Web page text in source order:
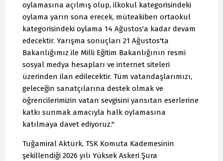
oylamasına açılmış olup, ilkokul kategorisindeki
oylama yarın sona erecek, müteakiben ortaokul
kategorisindeki oylama 14 Ağustos'a kadar devam
edecektir. Yarışma sonuçları 21 Ağustos'ta
Bakanlığımız ile Milli Eğitim Bakanlığının resmi
sosyal medya hesapları ve internet siteleri
üzerinden ilan edilecektir. Tüm vatandaşlarımızı,
geleceğin sanatçılarına destek olmak ve
öğrencilerimizin vatan sevgisini yansıtan eserlerine
katkı sunmak amacıyla halk oylamasına
katılmaya davet ediyoruz."
Tuğamiral Aktürk, TSK Komuta Kademesinin
şekillendiği 2026 yılı Yüksek Askeri Şura